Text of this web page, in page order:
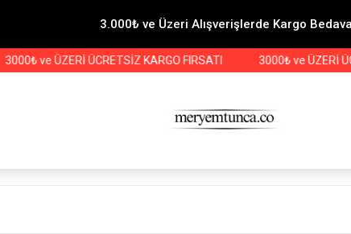
3.000₺ ve Üzeri Alışverişlerde Kargo
3000₺ ve ÜZERİ ÜCRETSİZ KARGO FIRSATI 3000₺ ve ÜZERİ